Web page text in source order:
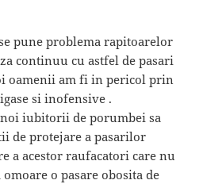
pune problema rapitoarelor
continuu cu astfel de pasari
oamenii am fi in pericol prin
si inofensive .
noi iubitorii de porumbei sa
de protejare a pasarilor
a acestor raufacatori care nu
o pasare obosita de